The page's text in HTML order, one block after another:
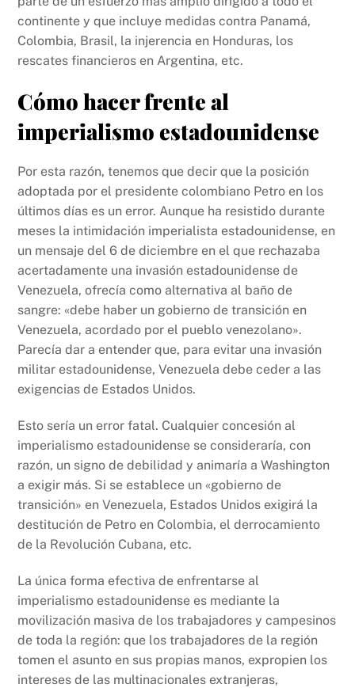
continente y que incluye medidas contra Panamá,
Colombia, Brasil, la injerencia en Honduras, los
rescates financieros en Argentina, etc.
Cómo hacer frente al
imperialismo estadounidense
Por esta razón, tenemos que decir que la posición
adoptada por el presidente colombiano Petro en los
últimos días es un error. Aunque ha resistido durante
meses la intimidación imperialista estadounidense, en
un mensaje del 6 de diciembre en el que rechazaba
acertadamente una invasión estadounidense de
Venezuela, ofrecía como alternativa al baño de
sangre: «debe haber un gobierno de transición en
Venezuela, acordado por el pueblo venezolano».
Parecía dar a entender que, para evitar una invasión
militar estadounidense, Venezuela debe ceder a las
exigencias de Estados Unidos.
Esto sería un error fatal. Cualquier concesión al
imperialismo estadounidense se consideraría, con
razón, un signo de debilidad y animaría a Washington
a exigir más. Si se establece un «gobierno de
transición» en Venezuela, Estados Unidos exigirá la
destitución de Petro en Colombia, el derrocamiento
de la Revolución Cubana, etc.
La única forma efectiva de enfrentarse al
imperialismo estadounidense es mediante la
movilización masiva de los trabajadores y campesinos
de toda la región: que los trabajadores de la región
tomen el asunto en sus propias manos, expropien los
intereses de las multinacionales extranjeras,